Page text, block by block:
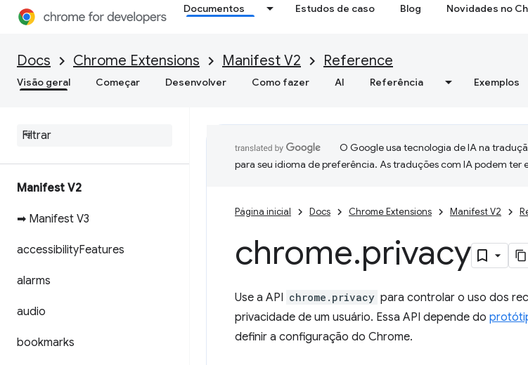
Documentos Estudos de caso Blog Novidades no
Docs Chrome Extensions Manifest V2 Reference
Visão geral Começar Desenvolver Como fazer AI Referência Exemplos
Manifest V2
➡ Manifest V3
accessibilityFeatures
alarms
audio
bookmarks
O Google usa tecnologia de IA na
para seu idioma de preferência. As traduções com IA podem ter
Página inicial Docs Chrome Extensions Manifest V2
chrome.privacy
Use a API chrome.privacy para controlar o uso dos
privacidade de um usuário. Essa API depende do
definir a configuração do Chrome.